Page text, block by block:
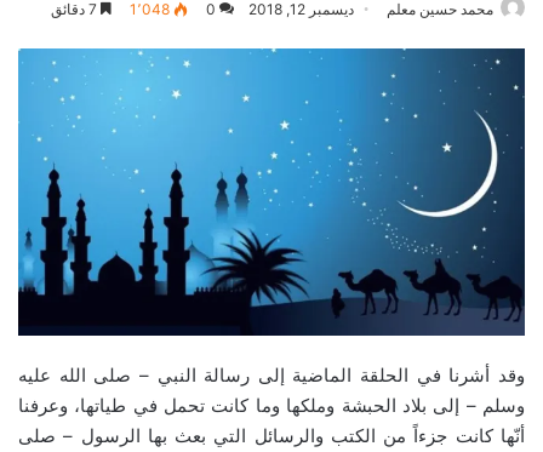
محمد حسين معلم ديسمبر 12, 2018 0 1٬048
وقد أشرنا في الحلقة الماضية إلى رسالة النبي – صلى الله عليه
وسلم – إلى بلاد الحبشة وملكها وما كانت تحمل في طياتها، وعرفنا
أنّها كانت جزءاً من الكتب والرسائل التي بعث بها الرسول – صلى